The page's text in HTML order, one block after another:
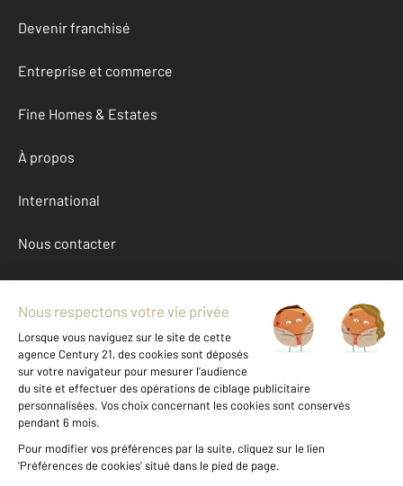
Devenir franchisé
Entreprise et commerce
Fine Homes & Estates
À propos
International
Nous contacter
Mentions légales & CGU et Barèmes d'honoraires
Données personnelles
Gestionnaire des cookies
Achat maison autour de ST ARNOULT EN YVELINES (78730)